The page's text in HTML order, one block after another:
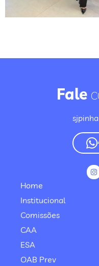
Fale
Home
Institucional
Comissões
CAA
ESA
OAB Prev